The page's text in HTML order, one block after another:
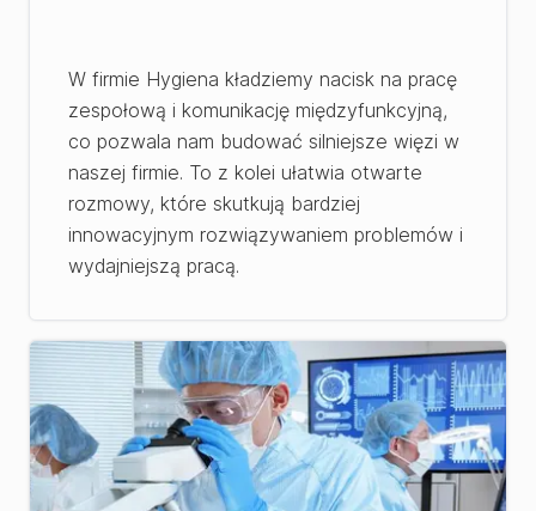
W firmie Hygiena kładziemy nacisk na pracę
zespołową i komunikację międzyfunkcyjną,
co pozwala nam budować silniejsze więzi w
naszej firmie. To z kolei ułatwia otwarte
rozmowy, które skutkują bardziej
innowacyjnym rozwiązywaniem problemów i
wydajniejszą pracą.